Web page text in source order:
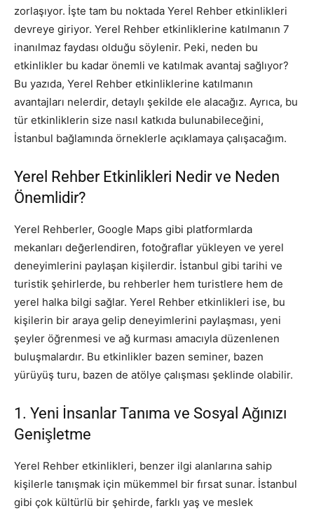
zorlaşıyor. İşte tam bu noktada Yerel Rehber etkinlikleri
devreye giriyor. Yerel Rehber etkinliklerine katılmanın 7
inanılmaz faydası olduğu söylenir. Peki, neden bu
etkinlikler bu kadar önemli ve katılmak avantaj sağlıyor?
Bu yazıda, Yerel Rehber etkinliklerine katılmanın
avantajları nelerdir, detaylı şekilde ele alacağız. Ayrıca, bu
tür etkinliklerin size nasıl katkıda bulunabileceğini,
İstanbul bağlamında örneklerle açıklamaya çalışacağım.
Yerel Rehber Etkinlikleri Nedir ve Neden
Önemlidir?
Yerel Rehberler, Google Maps gibi platformlarda
mekanları değerlendiren, fotoğraflar yükleyen ve yerel
deneyimlerini paylaşan kişilerdir. İstanbul gibi tarihi ve
turistik şehirlerde, bu rehberler hem turistlere hem de
yerel halka bilgi sağlar. Yerel Rehber etkinlikleri ise, bu
kişilerin bir araya gelip deneyimlerini paylaşması, yeni
şeyler öğrenmesi ve ağ kurması amacıyla düzenlenen
buluşmalardır. Bu etkinlikler bazen seminer, bazen
yürüyüş turu, bazen de atölye çalışması şeklinde olabilir.
1. Yeni İnsanlar Tanıma ve Sosyal Ağınızı
Genişletme
Yerel Rehber etkinlikleri, benzer ilgi alanlarına sahip
kişilerle tanışmak için mükemmel bir fırsat sunar. İstanbul
gibi çok kültürlü bir şehirde, farklı yaş ve meslek